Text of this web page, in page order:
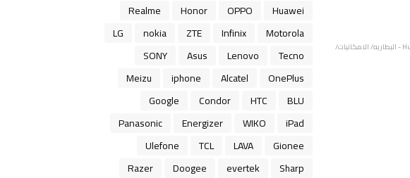
متابعي عالم الهواتف الذكيّة مرحبا بكم ، نقدم لكم مواصفات و سعر موبايل هواوي Huawei Enjoy Z 5G - هاتف/جوال/تليفون هواوي Huawei Enjoy Z 5G - البطاريه/ الامكانيات/
Huawei
OPPO
Honor
Realme
Motorola
Infinix
ZTE
nokia
LG
Tecno
Lenovo
Asus
SONY
OnePlus
Alcatel
iphone
Meizu
BLU
HTC
Condor
Google
iPad
WIKO
Energizer
Panasonic
Gionee
LAVA
TCL
Ulefone
Sharp
evertek
Doogee
Razer